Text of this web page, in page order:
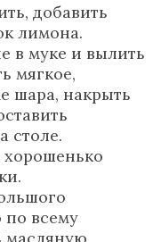
добавить
лимона.
в муке и вылить
мягкое,
шара, накрыть
столе.
по всему